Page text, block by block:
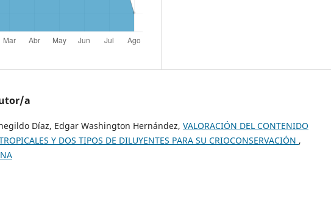
a
Díaz, Edgar Washington Hernández, VALORACIÓN DEL CONTENIDO
Y DOS TIPOS DE DILUYENTES PARA SU CRIOCONSERVACIÓN ,